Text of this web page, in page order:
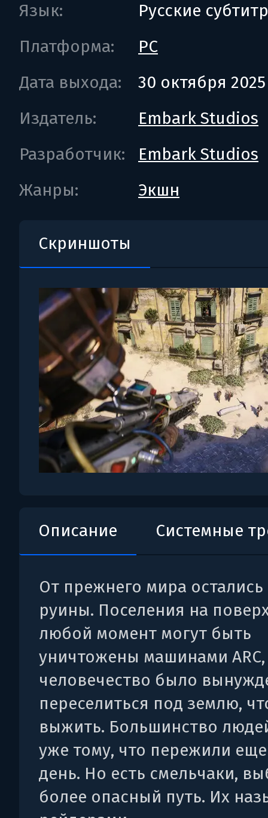
Язык:
Русские
Платформа:
PC
Дата выхода:
30 октября 2025
Издатель:
Embark Studios
Разработчик:
Embark Studios
Жанры:
Экшн
Скриншоты
Описание Системные
От прежнего мира
руины. Поселения на
любой момент могут быть
уничтожены машинами ARC,
человечество было
переселиться под землю,
выжить. Большинство
уже тому, что пережили
день. Но есть смельчаки,
более опасный путь. Их